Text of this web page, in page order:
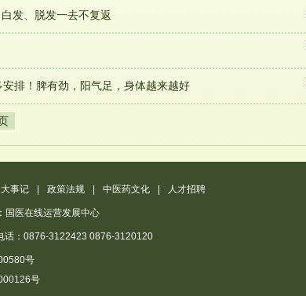
发、脱发一去不复返
排！脾有劲，阳气足，身体越来越好
大事记 政策法规 中医药文化 人才招聘
国医在线运营发展中心
话：0876-3122423 0876-3120120
号
号